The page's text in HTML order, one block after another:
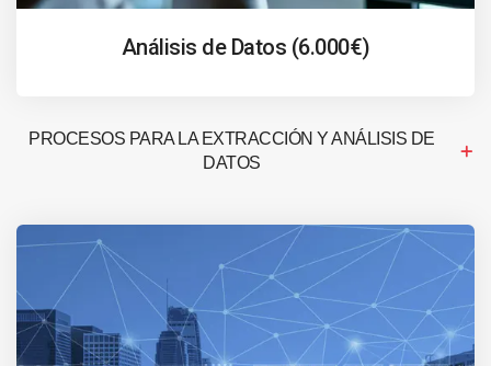
Análisis de Datos (6.000€)
PROCESOS PARA LA EXTRACCIÓN Y ANÁLISIS DE
DATOS